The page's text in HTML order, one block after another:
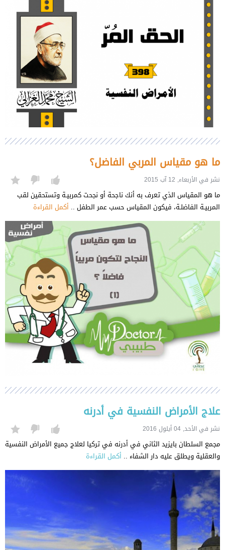
ما هو مقياس المربي الفاضل؟
نشر في الأربعاء, 12 آب 2015
ما هو المقياس الذي تعرف به أنك ناجحة أو نجحت كمربيـة وتستحقين لقب
المربيـة الفاضلـة، فيكون المقياس حسب عمر الطفل .. أكمل القراءة
علاج الأمراض النفسية في أدرنه
نشر في الأحد, 04 أيلول 2016
مجمع السلطان بايزيد الثاني في أدرنه في تركيا لعلاج جميع الأمراض النفسية
والعقلية ويطلق عليه دار الشفاء .. أكمل القراءة